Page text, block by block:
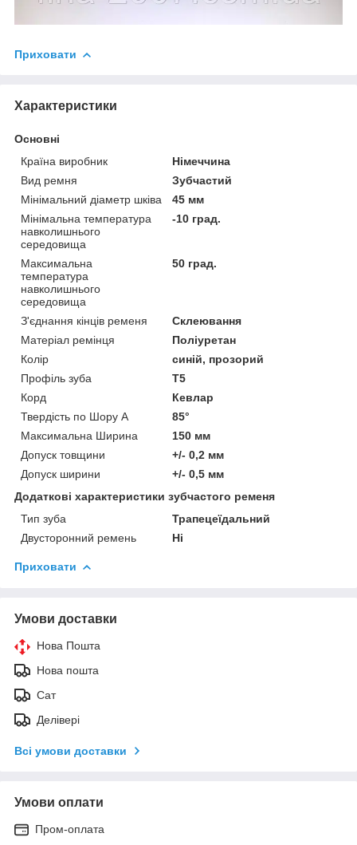
Приховати
Характеристики
Основні
Країна виробник
Німеччина
Вид ремня
Зубчастий
Мінімальний діаметр шківа
45 мм
Мінімальна температура
навколишнього
середовища
-10 град.
Максимальна
температура
навколишнього
середовища
50 град.
З'єднання кінців ременя
Склеювання
Матеріал ремінця
Поліуретан
Колір
синій, прозорий
Профіль зуба
T5
Корд
Кевлар
Твердість по Шору А
85°
Максимальна Ширина
150 мм
Допуск товщини
+/- 0,2 мм
Допуск ширини
+/- 0,5 мм
Додаткові характеристики зубчастого ременя
Тип зуба
Трапецеїдальний
Двусторонний ремень
Ні
Приховати
Умови доставки
Нова Пошта
Нова пошта
Сат
Делівері
Всі умови доставки
Умови оплати
Пром-оплата